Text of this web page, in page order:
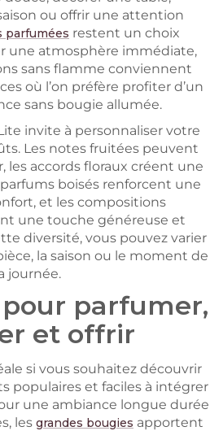
ou offrir une attention
parfumées restent un choix
une atmosphère immédiate,
sans flamme conviennent
où l’on préfère profiter d’un
sans bougie allumée.
invite à personnaliser votre
Les notes fruitées peuvent
les accords floraux créent une
boisés renforcent une
et les compositions
une touche généreuse et
diversité, vous pouvez varier
la saison ou le moment de
journée.
parfumer,
et offrir
si vous souhaitez découvrir
populaires et faciles à intégrer
une ambiance longue durée
les grandes bougies apportent